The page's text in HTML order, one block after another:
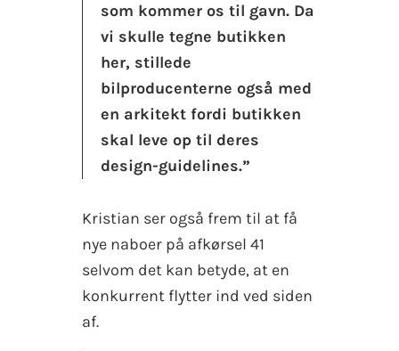
som kommer os til gavn. Da
vi skulle tegne butikken
her, stillede
bilproducenterne også med
en arkitekt fordi butikken
skal leve op til deres
design-guidelines.”
Kristian ser også frem til at få
nye naboer på afkørsel 41
selvom det kan betyde, at en
konkurrent flytter ind ved siden
af.